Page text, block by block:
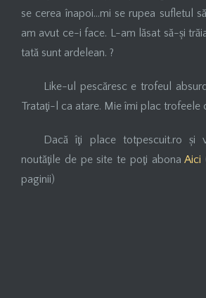
se cerea înapoi…mi se rupea sufletul
am avut ce-i face. L-am lăsat să-și
tată sunt ardelean. ?
Like-ul pescăresc e trofeul
Trataţi-l ca atare. Mie îmi plac trofeele
Dacă îţi place totpescuit.ro și
noutăţile de pe site te poţi abonaAici
paginii)